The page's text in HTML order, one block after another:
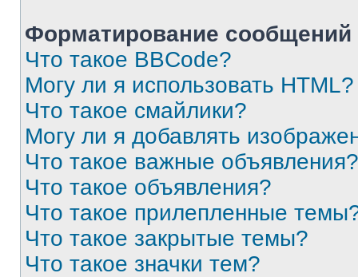
Форматирование
Что такое BBCode?
Могу ли я использовать HTML?
Что такое смайлики?
Могу ли я добавлять
Что такое важные объявления?
Что такое объявления?
Что такое прилепленные
Что такое закрытые темы?
Что такое значки тем?